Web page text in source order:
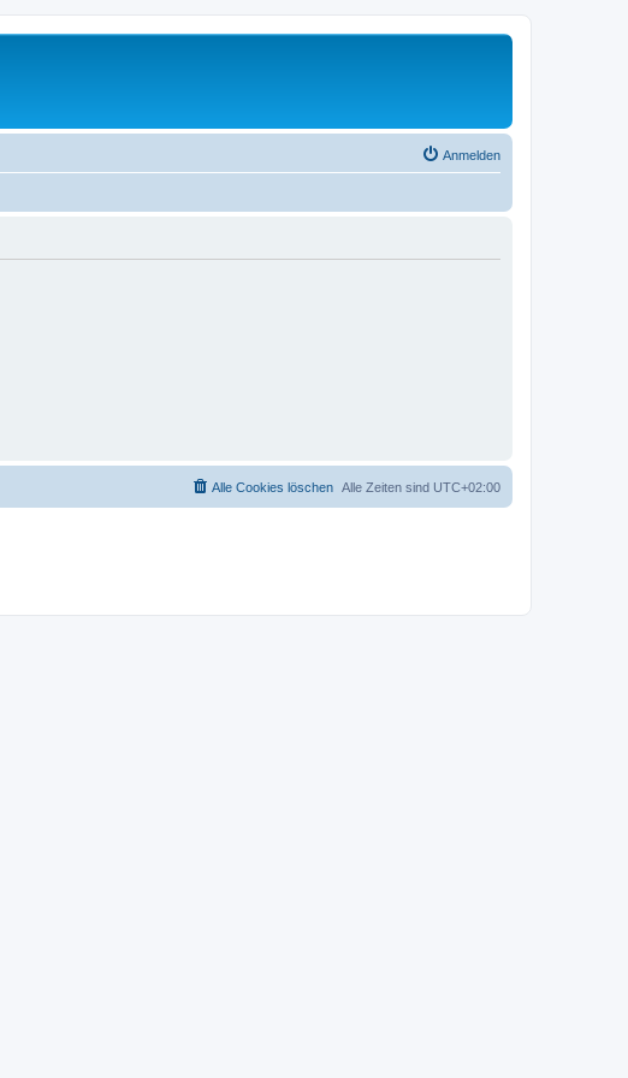
Anmelden
Alle Zeiten sind UTC+02:00
Alle Cookies löschen